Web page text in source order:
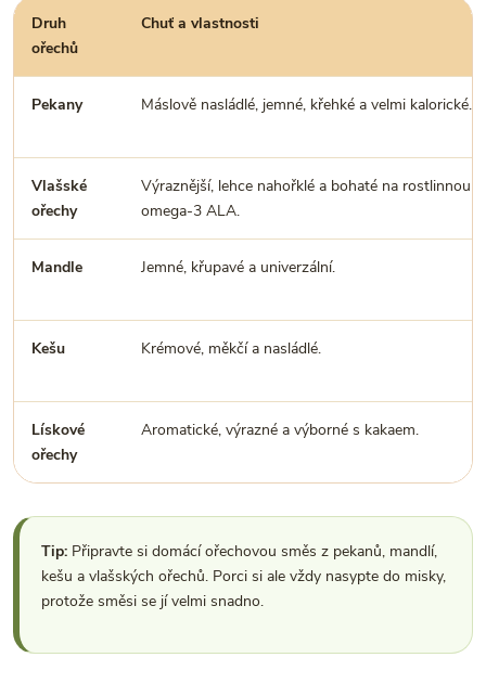
Druh
ořechů
Chuť a vlastnosti
Pekany Máslově nasládlé, jemné, křehké a velmi kalorické.
Vlašské
ořechy
Výraznější, lehce nahořklé a bohaté na rostlinnou
omega-3 ALA.
Mandle Jemné, křupavé a univerzální.
Kešu Krémové, měkčí a nasládlé.
Lískové
ořechy
Aromatické, výrazné a výborné s kakaem.
Tip: Připravte si domácí ořechovou směs z pekanů, mandlí,
kešu a vlašských ořechů. Porci si ale vždy nasypte do misky,
protože směsi se jí velmi snadno.